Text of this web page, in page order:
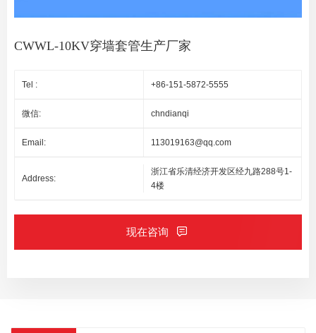
CWWL-10KV穿墙套管生产厂家
Tel : +86-151-5872-5555
微信: chndianqi
Email: 113019163@qq.com
Address:
浙江省乐清经济开发区经九路288号1-
4楼
现在咨询